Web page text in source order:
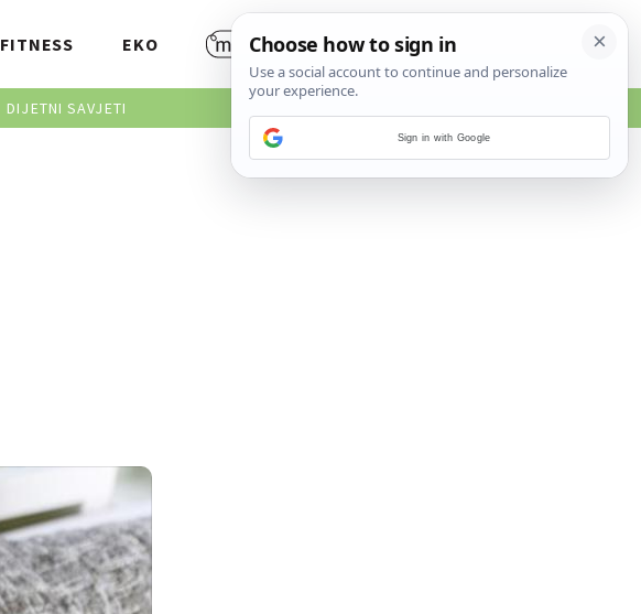
DIJETNI SAVJETI
FITNESS EKO
Sign in with Google